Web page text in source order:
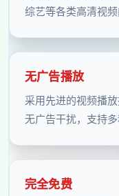
综艺等各类高清视频
无广告播放
采用先进的视频播
无广告干扰，支持
完全免费